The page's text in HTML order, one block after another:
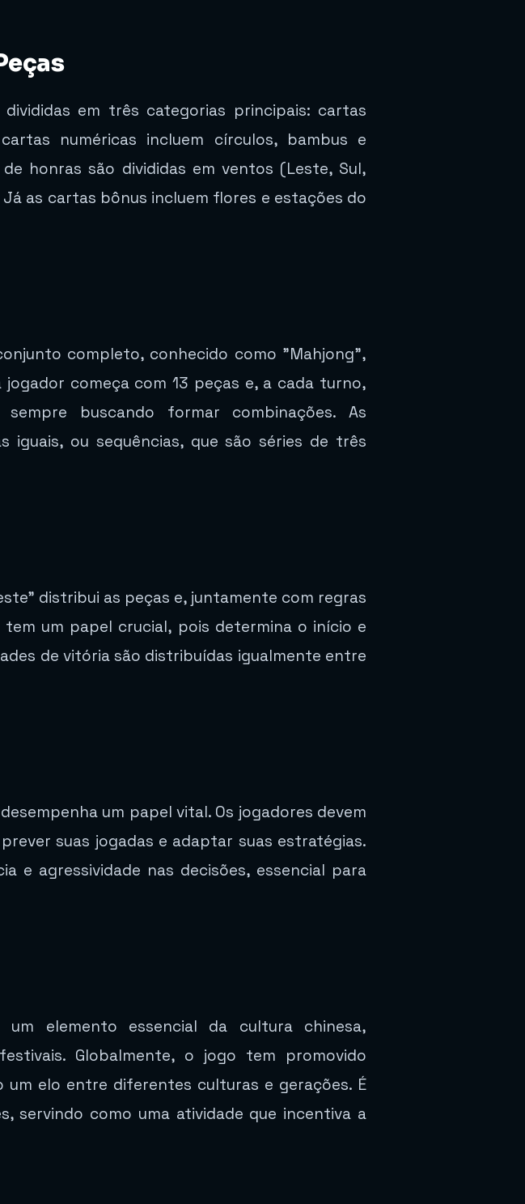
em três categorias principais: cartas
numéricas incluem círculos, bambus e
honras são divididas em ventos (Leste, Sul,
as cartas bônus incluem flores e estações do
completo, conhecido como "Mahjong",
começa com 13 peças e, a cada turno,
buscando formar combinações. As
ou sequências, que são séries de três
distribui as peças e, juntamente com regras
um papel crucial, pois determina o início e
de vitória são distribuídas igualmente entre
um papel vital. Os jogadores devem
suas jogadas e adaptar suas estratégias.
e agressividade nas decisões, essencial para
elemento essencial da cultura chinesa,
Globalmente, o jogo tem promovido
elo entre diferentes culturas e gerações. É
servindo como uma atividade que incentiva a